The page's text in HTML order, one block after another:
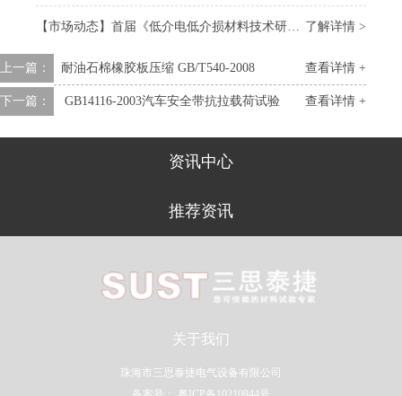
了解详情 >
【市场动态】首届《低介电低介损材料技术研讨会》召开，我司受邀参会
查看详情 +
上一篇： ​耐油石棉橡胶板压缩 GB/T540-2008
查看详情 +
下一篇： GB14116-2003汽车安全带抗拉载荷试验
资讯中心
推荐资讯
关于我们
珠海市三思泰捷电气设备有限公司